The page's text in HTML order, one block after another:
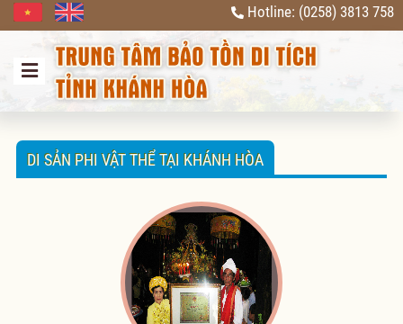
Hotline: (0258) 3813 758
Previous Next
DI SẢN PHI VẬT THỂ TẠI KHÁNH HÒA